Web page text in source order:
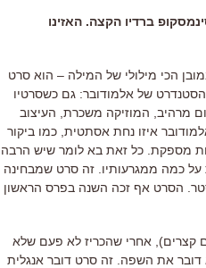
ברדיו הקצה. האזינו
הכי מילולי של המילה – הוא סרט
של אלמודובר: גם כשסרטיו
מרהיב המוזיקה משכרת העיצוב
איזו נחת אסתטית כמו ביקור
מספקת כל זאת בא לומר שיש הרבה
כמה ממגרעותיו זה סרט שמבחינה
הסרט אף זכה השנה בפרס הראשון
קצרים), אחרי שהכריז לא פעם שלא
דובר את השפה . זה סרט דובר אנגלית